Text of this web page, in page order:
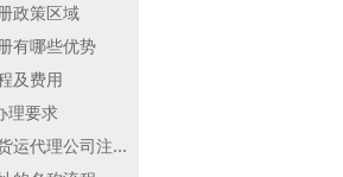
政策区域
有哪些优势
及费用
理要求
上海注册公司，货运代理公司注册条件！